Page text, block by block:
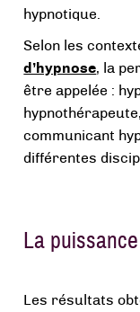
hypnotique.
Selon les
d’hypnose, la
être appelée :
communicant
différentes
La
Les résultats